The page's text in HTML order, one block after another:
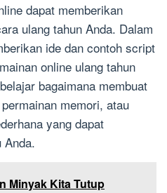
dapat memberikan
ulang tahun Anda. Dalam
ide dan contoh script
online ulang tahun
bagaimana membuat
memori, atau
yang dapat
Anda.
Minyak Kita Tutup